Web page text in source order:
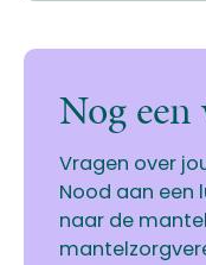
Nog een
Vragen over
Nood aan een
naar de